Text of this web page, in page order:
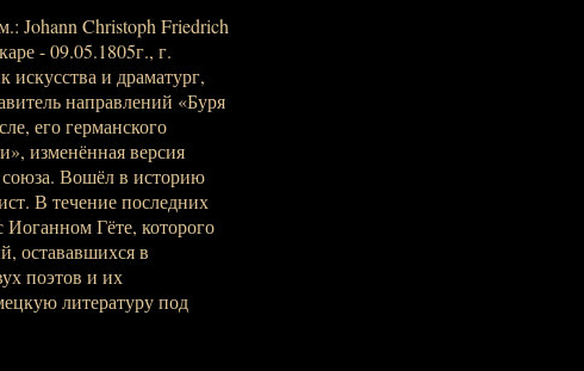
Johann Christoph Friedrich
- 09.05.1805г., г.
и драматург,
направлений «Буря
его германского
изменённая версия
союза. Вошёл в историю
В течение последних
Гёте, которого
остававшихся в
поэтов и их
литературу под